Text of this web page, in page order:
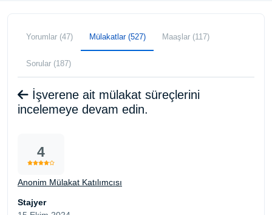
Yorumlar (47) Mülakatlar (527) Maaşlar (117)
Sorular (187)
İşverene ait mülakat süreçlerini
incelemeye devam edin.
4
Anonim Mülakat Katılımcısı
Stajyer